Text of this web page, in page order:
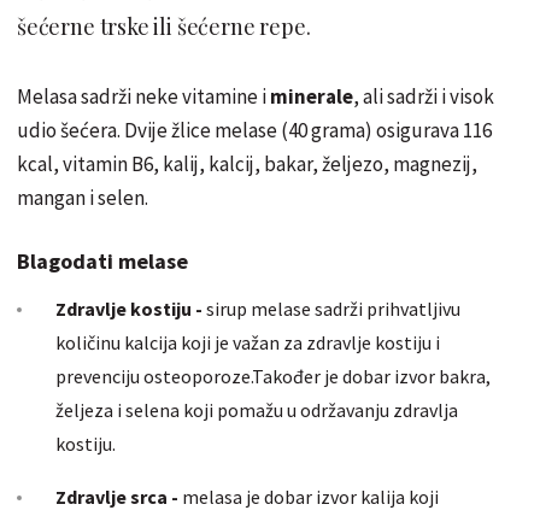
šećerne trske ili šećerne repe.
Melasa sadrži neke vitamine iminerale, ali sadrži i visok
udio šećera. Dvije žlice melase (40 grama) osigurava 116
kcal, vitamin B6, kalij, kalcij, bakar, željezo, magnezij,
mangan i selen.
Blagodati melase
Zdravlje kostiju - sirup melase sadrži prihvatljivu
količinu kalcija koji je važan za zdravlje kostiju i
prevenciju osteoporoze.Također je dobar izvor bakra,
željeza i selena koji pomažu u održavanju zdravlja
kostiju.
Zdravlje srca - melasa je dobar izvor kalija koji